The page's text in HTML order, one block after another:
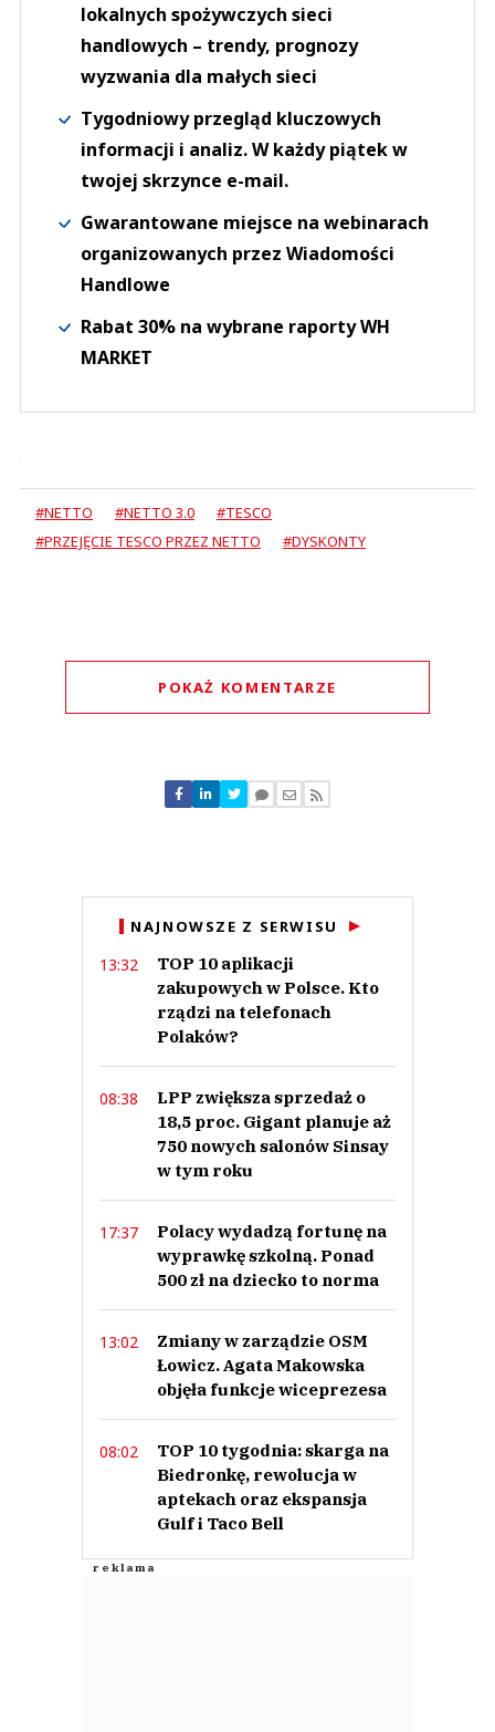
lokalnych spożywczych sieci
handlowych – trendy, prognozy
wyzwania dla małych sieci
Tygodniowy przegląd kluczowych
informacji i analiz. W każdy piątek w
twojej skrzynce e-mail.
Gwarantowane miejsce na webinarach
organizowanych przez Wiadomości
Handlowe
Rabat 30% na wybrane raporty WH
MARKET
#NETTO #NETTO 3.0
#TESCO
#PRZEJĘCIE TESCO PRZEZ NETTO
#DYSKONTY
POKAŻ KOMENTARZE
Nie znaleziono komentarzy
Zostaw swoje komentarze
NAJNOWSZE Z SERWISU
13:32
TOP 10 aplikacji
zakupowych w Polsce. Kto
rządzi na telefonach
Polaków?
08:38
LPP zwiększa sprzedaż o
18,5 proc. Gigant planuje aż
750 nowych salonów Sinsay
w tym roku
17:37
Polacy wydadzą fortunę na
wyprawkę szkolną. Ponad
500 zł na dziecko to norma
13:02
Zmiany w zarządzie OSM
Łowicz. Agata Makowska
objęła funkcje wiceprezesa
08:02
TOP 10 tygodnia: skarga na
Biedronkę, rewolucja w
aptekach oraz ekspansja
Gulf i Taco Bell